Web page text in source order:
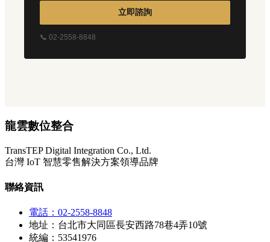
立即諮詢
📞 02-2558-8848
龍雲數位整合
TransTEP Digital Integration Co., Ltd.
台灣 IoT 智慧零售解決方案領導品牌
聯絡資訊
電話：02-2558-8848
地址：台北市大同區長安西路78巷4弄10號
統編：53541976